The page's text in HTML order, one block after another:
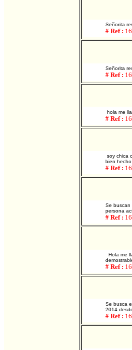
Señorita
# Ref :
Señorita
# Ref :
hola me
# Ref :
soy chica
bien hecho
# Ref :
Se buscan
persona
# Ref :
Hola me
# Ref :
Se busca
2014
# Ref :